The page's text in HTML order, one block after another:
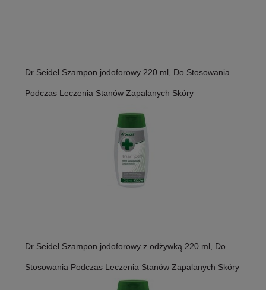
Dr Seidel Szampon jodoforowy 220 ml, Do Stosowania
Podczas Leczenia Stanów Zapalanych Skóry
Dr Seidel Szampon jodoforowy z odżywką 220 ml, Do
Stosowania Podczas Leczenia Stanów Zapalanych Skóry